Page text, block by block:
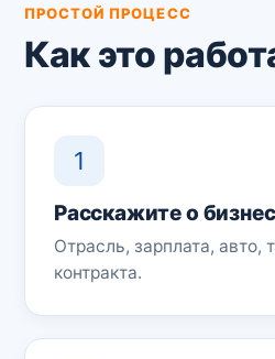
ПРОСТОЙ ПРОЦЕСС
Как это
1
Расскажите о
Отрасль, зарплата, авто,
контракта.